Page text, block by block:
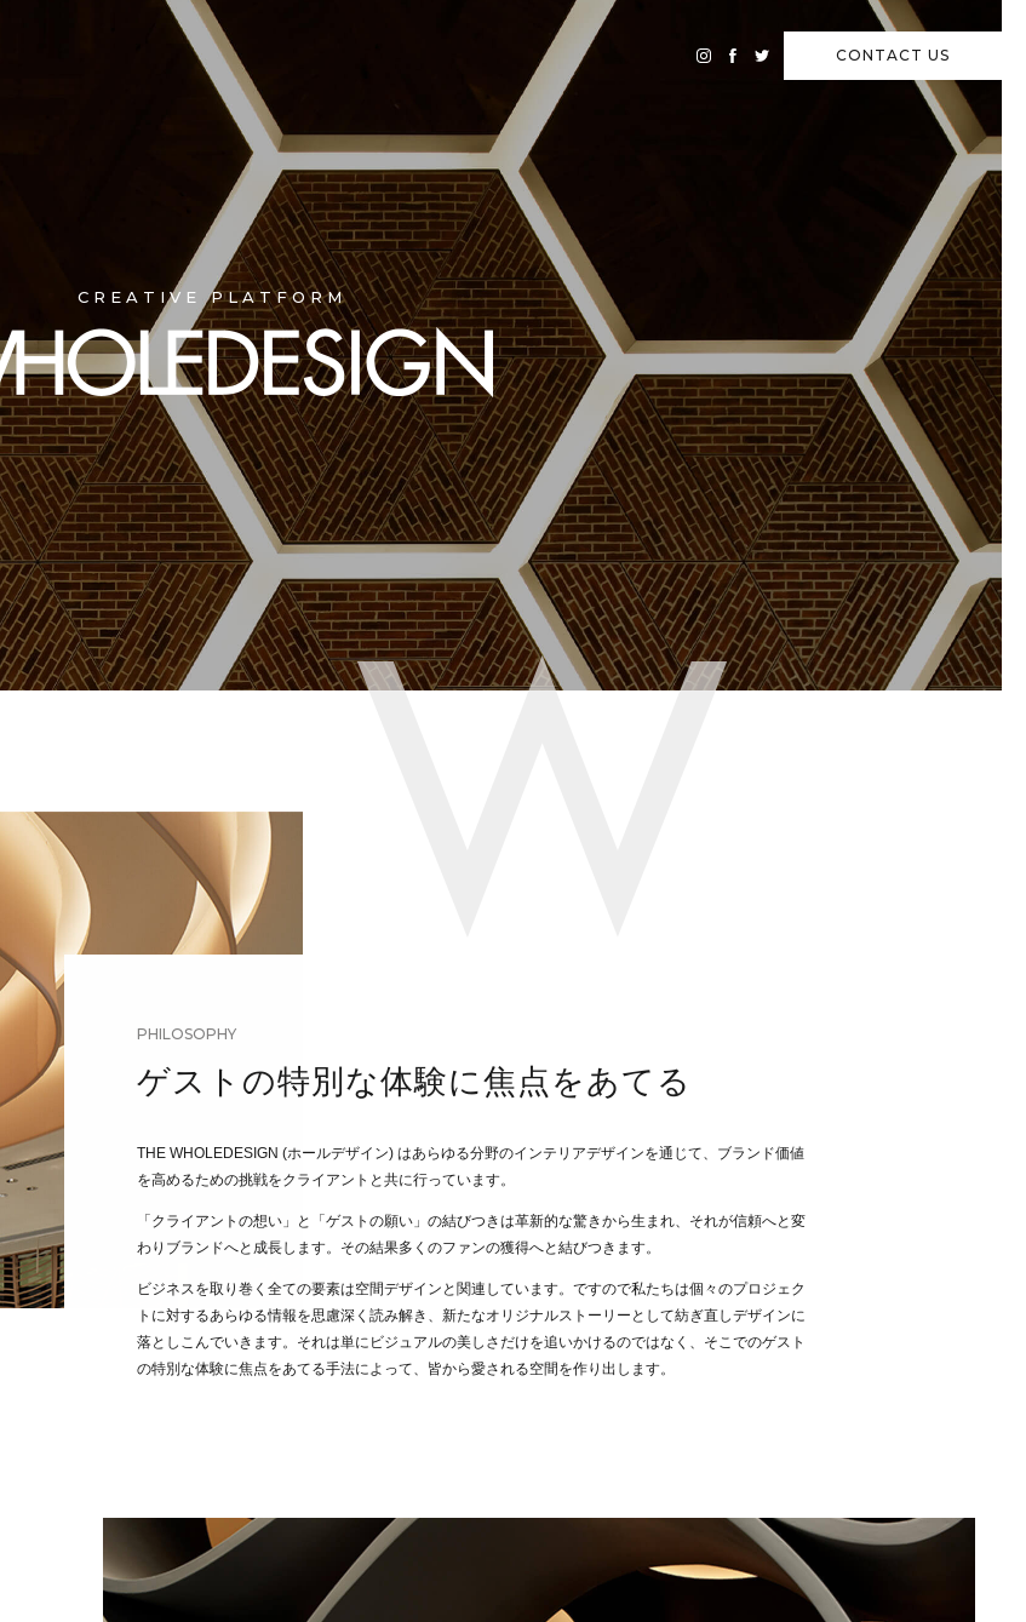
CONTACT US
CREATIVE PLATFORM
PHILOSOPHY
ゲストの特別な体験に焦点をあてる
THE WHOLEDESIGN (ホールデザイン) はあらゆる分野のインテリアデザインを通じて、ブランド価値
を高めるための挑戦をクライアントと共に行っています。
「クライアントの想い」と「ゲストの願い」の結びつきは革新的な驚きから生まれ、それが信頼へと変
わりブランドへと成長します。その結果多くのファンの獲得へと結びつきます。
ビジネスを取り巻く全ての要素は空間デザインと関連しています。ですので私たちは個々のプロジェク
トに対するあらゆる情報を思慮深く読み解き、新たなオリジナルストーリーとして紡ぎ直しデザインに
落としこんでいきます。それは単にビジュアルの美しさだけを追いかけるのではなく、そこでのゲスト
の特別な体験に焦点をあてる手法によって、皆から愛される空間を作り出します。